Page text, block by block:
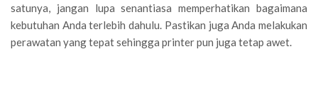
satunya, jangan lupa senantiasa memperhatikan bagaimana
kebutuhan Anda terlebih dahulu. Pastikan juga Anda melakukan
perawatan yang tepat sehingga printer pun juga tetap awet.